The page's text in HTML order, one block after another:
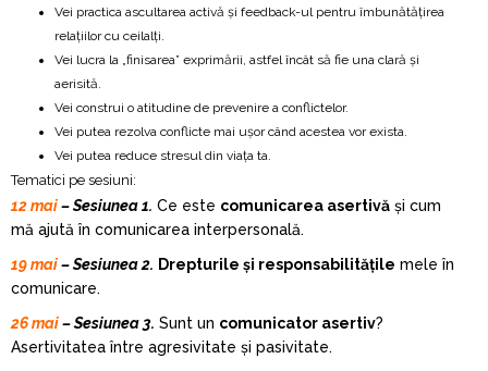
Vei practica ascultarea activă și feedback-ul pentru îmbunătățirea
relațiilor cu ceilalți.
Vei lucra la „finisarea” exprimării, astfel încât să fie una clară și
aerisită.
Vei construi o atitudine de prevenire a conflictelor.
Vei putea rezolva conflicte mai ușor când acestea vor exista.
Vei putea reduce stresul din viața ta.
Tematici pe sesiuni:
12 mai– Sesiunea 1. Ce este comunicarea asertivă și cum
mă ajută în comunicarea interpersonală.
19 mai– Sesiunea 2. Drepturile și responsabilitățile mele în
comunicare.
26 mai– Sesiunea 3. Sunt un comunicator asertiv?
Asertivitatea între agresivitate și pasivitate.